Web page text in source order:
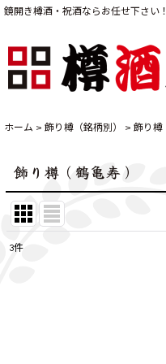
鏡開き樽酒・祝酒ならお任せ下さい
ホーム > 飾り樽（銘柄別） > 飾り樽
飾り樽（鶴亀寿）
3件